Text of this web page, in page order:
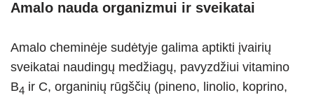
Amalo nauda organizmui ir sveikatai
Amalo cheminėje sudėtyje galima aptikti įvairių
sveikatai naudingų medžiagų, pavyzdžiui vitamino
B4 ir C, organinių rūgščių (pineno, linolio, koprino,